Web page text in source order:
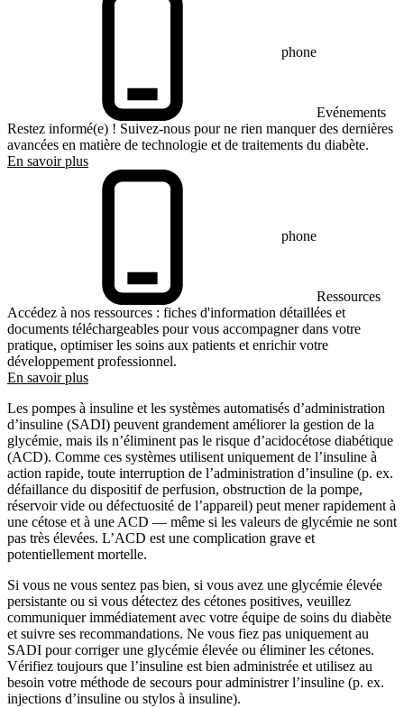
phone
Evénements
Restez informé(e) ! Suivez-nous pour ne rien manquer des dernières
avancées en matière de technologie et de traitements du diabète.
En savoir plus
phone
Ressources
Accédez à nos ressources : fiches d'information détaillées et
documents téléchargeables pour vous accompagner dans votre
pratique, optimiser les soins aux patients et enrichir votre
développement professionnel.
En savoir plus
Les pompes à insuline et les systèmes automatisés d’administration
d’insuline (SADI) peuvent grandement améliorer la gestion de la
glycémie, mais ils n’éliminent pas le risque d’acidocétose diabétique
(ACD). Comme ces systèmes utilisent uniquement de l’insuline à
action rapide, toute interruption de l’administration d’insuline (p. ex.
défaillance du dispositif de perfusion, obstruction de la pompe,
réservoir vide ou défectuosité de l’appareil) peut mener rapidement à
une cétose et à une ACD — même si les valeurs de glycémie ne sont
pas très élevées. L’ACD est une complication grave et
potentiellement mortelle.
Si vous ne vous sentez pas bien, si vous avez une glycémie élevée
persistante ou si vous détectez des cétones positives, veuillez
communiquer immédiatement avec votre équipe de soins du diabète
et suivre ses recommandations. Ne vous fiez pas uniquement au
SADI pour corriger une glycémie élevée ou éliminer les cétones.
Vérifiez toujours que l’insuline est bien administrée et utilisez au
besoin votre méthode de secours pour administrer l’insuline (p. ex.
injections d’insuline ou stylos à insuline).